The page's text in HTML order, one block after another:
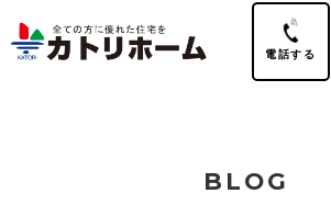
電話する
BLOG